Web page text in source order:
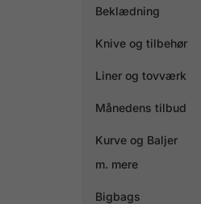
Beklædning
Knive og tilbehør
Liner og tovværk
Månedens tilbud
Kurve og Baljer
m. mere
Bigbags